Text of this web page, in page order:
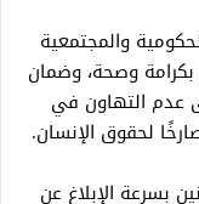
والمجتمعية
وصحة، وضمان
عدم التهاون في
لحقوق الإنسان.
بسرعة الإبلاغ عن